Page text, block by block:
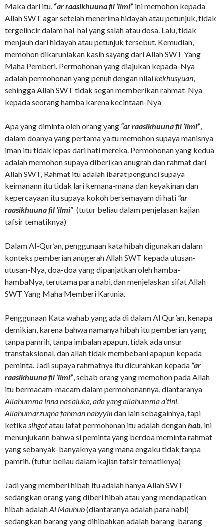
Maka dari itu, “ar raasikhuuna fil ‘ilmi” ini memohon kepada
Allah SWT agar setelah menerima hidayah atau petunjuk, tidak
tergelincir dalam hal-hal yang salah atau dosa. Lalu, tidak
menjauh dari hidayah atau petunjuk tersebut. Kemudian,
memohon dikaruniakan kasih sayang dari Allah SWT Yang
Maha Pemberi. Permohonan yang diajukan kepada-Nya
adalah permohonan yang penuh dengan nilaikekhusyuan,
sehingga Allah SWT tidak segan memberikan rahmat-Nya
kepada seorang hamba karena kecintaan-Nya
Apa yang diminta oleh orang yang “ar raasikhuuna fil ‘ilmi”,
dalam doanya yang pertama yaitu memohon supaya manisnya
iman itu tidak lepas dari hati mereka. Permohonan yang kedua
adalah memohon supaya diberikan anugrah dan rahmat dari
Allah SWT, Rahmat itu adalah ibarat pengunci supaya
keimanann itu tidak lari kemana-mana dan keyakinan dan
kepercayaan itu supaya kokoh bersemayam di hati “ar
raasikhuuna fil ‘ilmi” (tutur beliau dalam penjelasan kajian
tafsir tematiknya)
Dalam Al-Qur’an, penggunaan kata hibah digunakan dalam
konteks pemberian anugerah Allah SWT kepada utusan-
utusan-Nya, doa-doa yang dipanjatkan oleh hamba-
hambaNya, terutama para nabi, dan menjelaskan sifat Allah
SWT Yang Maha Memberi Karunia.
Penggunaan Kata wahab yang ada di dalam Al Qur’an, kenapa
demikian, karena bahwa namanya hibah itu pemberian yang
tanpa pamrih, tanpa imbalan apapun, tidak ada unsur
transtaksional, dan allah tidak membebani apapun kepada
peminta. Jadi supaya rahmatnya itu dicurahkan kepada “ar
raasikhuuna fil ‘ilmi”, sebab orang yang memohon pada Allah
itu bermacam-macam dalam permohonannya, diantaranya
Allahumma inna nas’aluka, ada yang allahumma a’tini,
Allahumarzuqna fahman nabyyindan lain sebagainhya, tapi
ketikasihgotatau lafat permohonan itu adalah denganhab, ini
menunjukann bahwa si peminta yang berdoa meminta rahmat
yang sebanyak-banyaknya yang mana engaku tidak tanpa
pamrih. (tutur beliau dalam kajian tafsir tematiknya)
Jadi yang memberi hibah itu adalah hanya Allah SWT
sedangkan orang yang diberi hibah atau yang mendapatkan
hibah adalahAl Mauhub(diantaranya adalah para nabi)
sedangkan barang yang dihibahkan adalah barang-barang